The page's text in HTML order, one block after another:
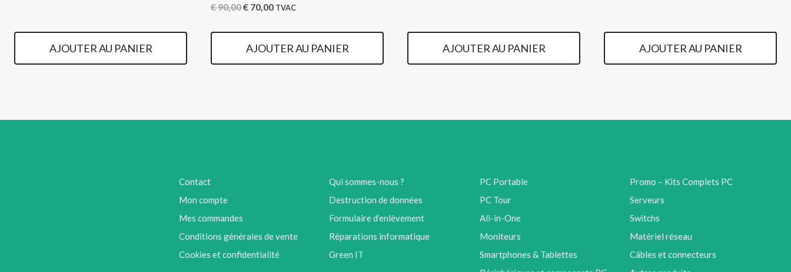
était :
€ 750,00.
est :
€ 700,00.
AJOUTER AU PANIER
€90,00Le
initial
était :
€ 70,00Le
actuel
est :
TVAC
AJOUTER AU PANIER AJOUTER AU PANIER AJOUTER AU PANIER
Contact
Mon compte
Mes commandes
Conditions générales de vente
Cookies et confidentialité
Qui sommes-nous ?
Destruction de données
Formulaire d’enlèvement
Réparations informatique
Green IT
PC Portable
PC Tour
All-in-One
Moniteurs
Smartphones & Tablettes
Promo – Kits Complets PC
Serveurs
Switchs
Matériel réseau
Câbles et connecteurs